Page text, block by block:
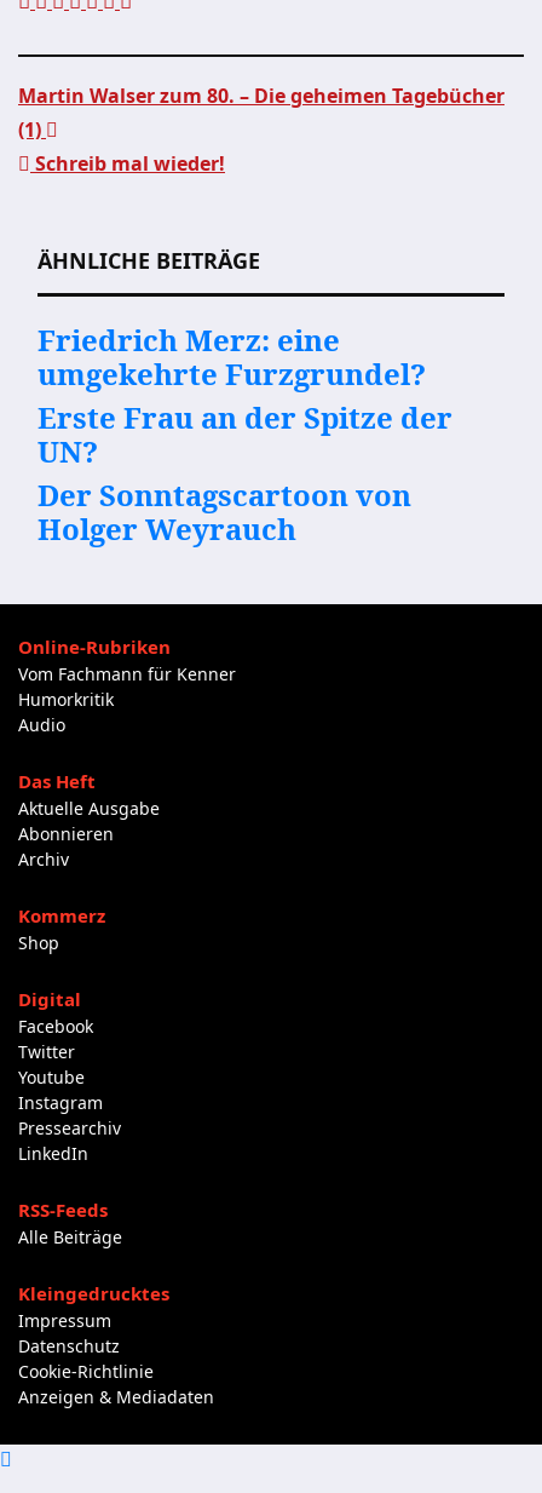
Beitragsnavigation
Martin Walser zum 80. – Die geheimen Tagebücher
(1)
Schreib mal wieder!
ÄHNLICHE BEITRÄGE
Friedrich Merz: eine
umgekehrte Furzgrundel?
Erste Frau an der Spitze der
UN?
Der Sonntagscartoon von
Holger Weyrauch
Online-Rubriken
Vom Fachmann für Kenner
Humorkritik
Audio
Das Heft
Aktuelle Ausgabe
Abonnieren
Archiv
Kommerz
Shop
Digital
Facebook
Twitter
Youtube
Instagram
Pressearchiv
LinkedIn
RSS-Feeds
Alle Beiträge
Kleingedrucktes
Impressum
Datenschutz
Cookie-Richtlinie
Anzeigen & Mediadaten